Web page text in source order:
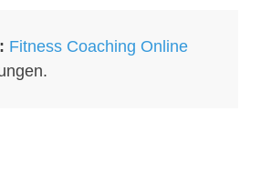
Fitness Coaching Online